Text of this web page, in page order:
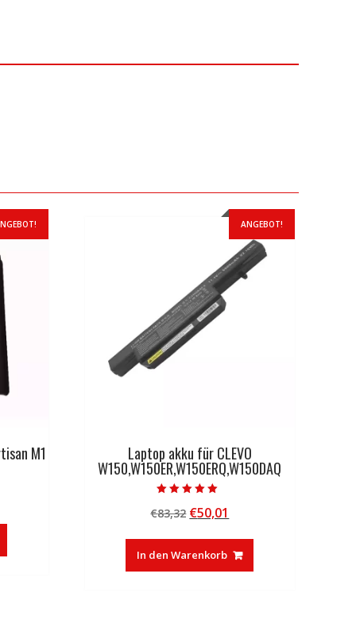
M1
ANGEBOT!
Laptop akku für CLEVO
W150,W150ER,W150ERQ,W150DAQ
5.00
von 5
€83,32 Ursprünglicher
war:
€83,32
€50,01
ist:
€50,01.
In den Warenkorb